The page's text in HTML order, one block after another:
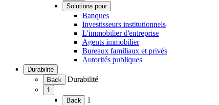
menu) Solutions pour
(Ouvrir
le
menu)
Banques
Investisseurs institutionnels
L'immobilier d'entreprise
Agents immobilier
Bureaux familiaux et privés
Autorités publiques
Durabilité
(Ouvrir
le
menu)
Back Durabilité
1
(OuvrirBack
1